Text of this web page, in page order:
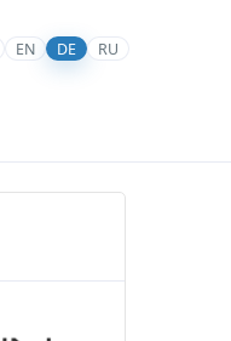
EN DE RU